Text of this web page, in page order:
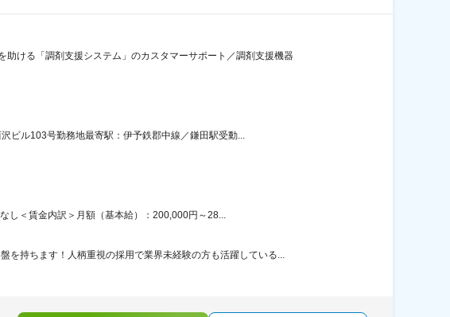
助ける「調剤支援システム」のカスタマーサポート／調剤支援機器
ビル103号勤務地最寄駅：伊予鉄郡中線／鎌田駅受動...
し＜賃金内訳＞月額（基本給）：200,000円～28...
を持ちます！人柄重視の採用で業界未経験の方も活躍している...